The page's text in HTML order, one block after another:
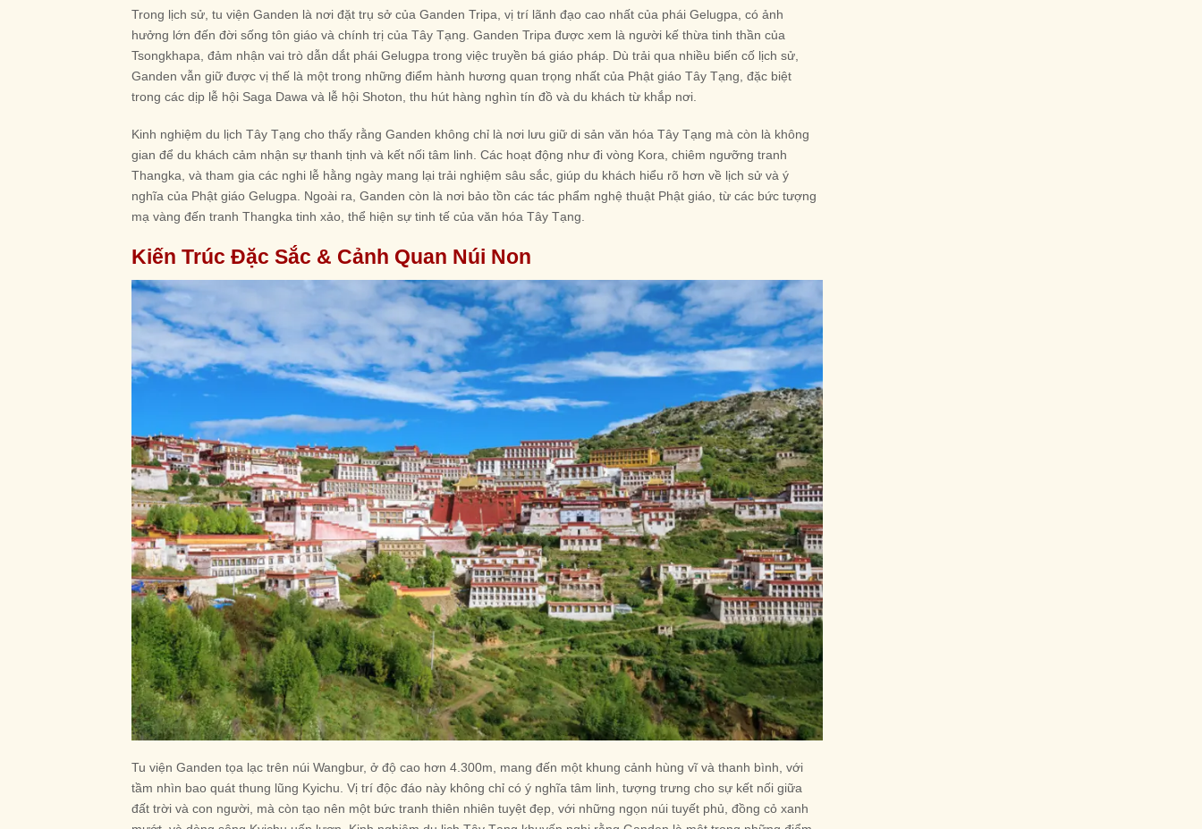
Trong lịch sử, tu viện Ganden là nơi đặt trụ sở của Ganden Tripa, vị trí lãnh đạo cao nhất của phái Gelugpa, có ảnh
hưởng lớn đến đời sống tôn giáo và chính trị của Tây Tạng. Ganden Tripa được xem là người kế thừa tinh thần của
Tsongkhapa, đảm nhận vai trò dẫn dắt phái Gelugpa trong việc truyền bá giáo pháp. Dù trải qua nhiều biến cố lịch sử,
Ganden vẫn giữ được vị thế là một trong những điểm hành hương quan trọng nhất của Phật giáo Tây Tạng, đặc biệt
trong các dịp lễ hội Saga Dawa và lễ hội Shoton, thu hút hàng nghìn tín đồ và du khách từ khắp nơi.
Kinh nghiệm du lịch Tây Tạng cho thấy rằng Ganden không chỉ là nơi lưu giữ di sản văn hóa Tây Tạng mà còn là không
gian để du khách cảm nhận sự thanh tịnh và kết nối tâm linh. Các hoạt động như đi vòng Kora, chiêm ngưỡng tranh
Thangka, và tham gia các nghi lễ hằng ngày mang lại trải nghiệm sâu sắc, giúp du khách hiểu rõ hơn về lịch sử và ý
nghĩa của Phật giáo Gelugpa. Ngoài ra, Ganden còn là nơi bảo tồn các tác phẩm nghệ thuật Phật giáo, từ các bức tượng
mạ vàng đến tranh Thangka tinh xảo, thể hiện sự tinh tế của văn hóa Tây Tạng.
Kiến Trúc Đặc Sắc & Cảnh Quan Núi Non
Tu viện Ganden tọa lạc trên núi Wangbur, ở độ cao hơn 4.300m, mang đến một khung cảnh hùng vĩ và thanh bình, với
tầm nhìn bao quát thung lũng Kyichu. Vị trí độc đáo này không chỉ có ý nghĩa tâm linh, tượng trưng cho sự kết nối giữa
đất trời và con người, mà còn tạo nên một bức tranh thiên nhiên tuyệt đẹp, với những ngọn núi tuyết phủ, đồng cỏ xanh